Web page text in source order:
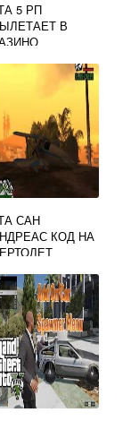
5 РП
В
САН
КОД НА